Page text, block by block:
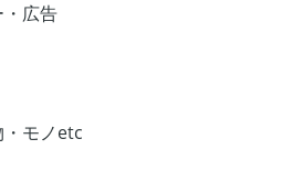
広告
モノetc